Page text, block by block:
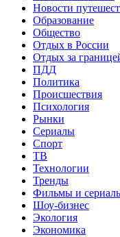
Новости
Образование
Общество
Отдых в России
Отдых за
ПДД
Политика
Происшествия
Психология
Рынки
Сериалы
Спорт
ТВ
Технологии
Тренды
Фильмы и
Шоу-бизнес
Экология
Экономика